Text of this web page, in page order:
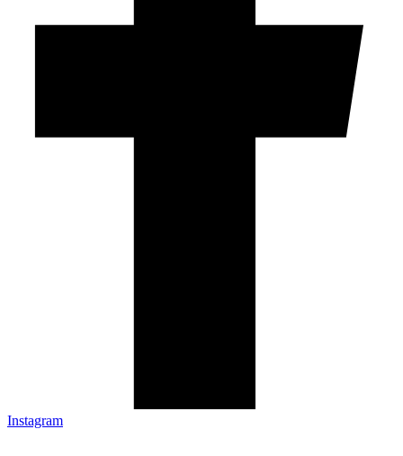
Instagram